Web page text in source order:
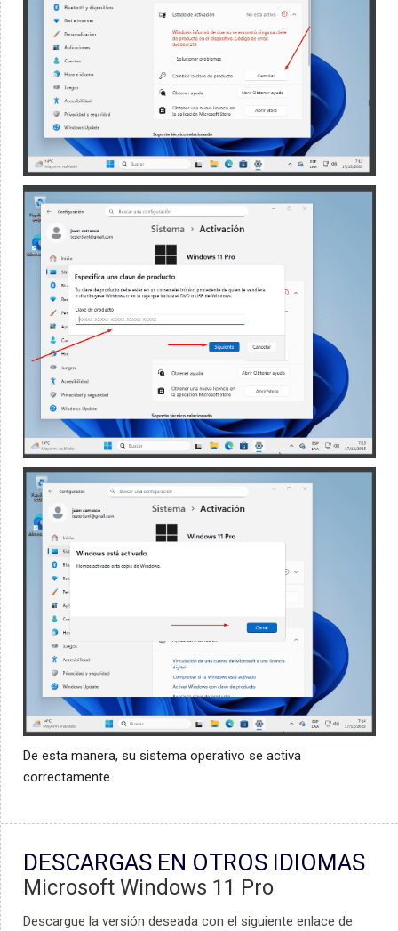
De esta manera, su sistema operativo se activa
correctamente
DESCARGAS EN OTROS IDIOMAS
Microsoft Windows 11 Pro
Descargue la versión deseada con el siguiente enlace de